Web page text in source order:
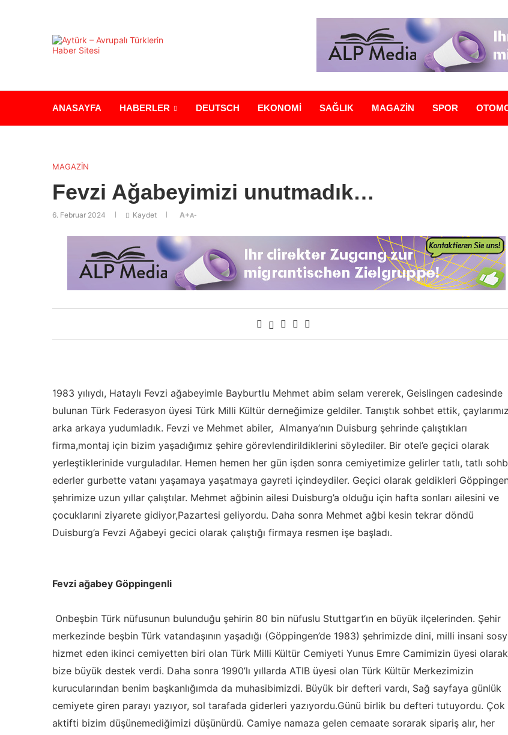
ANASAYFA HABERLER DEUTSCH EKONOMİ SAĞLIK MAGAZİN SPOR
MAGAZİN
Fevzi Ağabeyimizi unutmadık…
6. Februar 2024 Kaydet A+A-
1983 yılıydı, Hataylı Fevzi ağabeyimle Bayburtlu Mehmet abim selam vererek, Geislingen cadesinde
bulunan Türk Federasyon üyesi Türk Milli Kültür derneğimize geldiler. Tanıştık sohbet ettik,
arka arkaya yudumladık. Fevzi ve Mehmet abiler, Almanya’nın Duisburg şehrinde çalıştıkları
firma,montaj için bizim yaşadığımız şehire görevlendirildiklerini söylediler. Bir otel’e geçici olarak
yerleştiklerinide vurguladılar. Hemen hemen her gün işden sonra cemiyetimize gelirler tatlı, tatlı
ederler gurbette vatanı yaşamaya yaşatmaya gayreti içindeydiler. Geçici olarak geldikleri
şehrimize uzun yıllar çalıştılar. Mehmet ağbinin ailesi Duisburg’a olduğu için hafta sonları ailesini ve
çocuklarıni ziyarete gidiyor,Pazartesi geliyordu. Daha sonra Mehmet ağbi kesin tekrar döndü
Duisburg’a Fevzi Ağabeyi gecici olarak çalıştığı firmaya resmen işe başladı.
Fevzi ağabey Göppingenli
Onbeşbin Türk nüfusunun bulunduğu şehirin 80 bin nüfuslu Stuttgart‘ın en büyük ilçelerinden. Şehir
merkezinde beşbin Türk vatandaşının yaşadığı (Göppingen’de 1983) şehrimizde dini, milli insani
hizmet eden ikinci cemiyetten biri olan Türk Milli Kültür Cemiyeti Yunus Emre Camimizin üyesi olarak
bize büyük destek verdi. Daha sonra 1990’lı yıllarda ATIB üyesi olan Türk Kültür Merkezimizin
kurucularından benim başkanlığımda da muhasibimizdi. Büyük bir defteri vardı, Sağ sayfaya günlük
cemiyete giren parayı yazıyor, sol tarafada giderleri yazıyordu.Günü birlik bu defteri tutuyordu. Çok
aktifti bizim düşünemediğimizi düşünürdü. Camiye namaza gelen cemaate sorarak sipariş alır, her